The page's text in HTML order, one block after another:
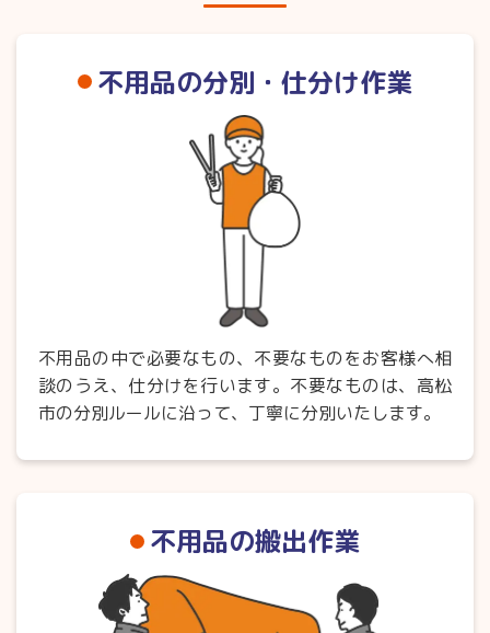
不用品の分別・仕分け作業
不用品の中で必要なもの、不要なものをお客様へ相
談のうえ、仕分けを行います。不要なものは、高松
市の分別ルールに沿って、丁寧に分別いたします。
不用品の搬出作業